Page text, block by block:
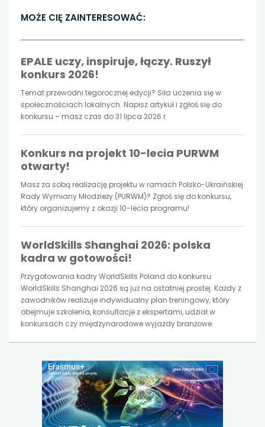
się
w
nowej
się
w
nowej
otwiera
się
w
MOŻE CIĘ ZAINTERESOWAĆ:
EPALE uczy, inspiruje, łączy. Ruszył
konkurs 2026!
Temat przewodni tegorocznej edycji? Siła uczenia się w
społecznościach lokalnych. Napisz artykuł i zgłoś się do
konkursu – masz czas do 31 lipca 2026 r.
Konkurs na projekt 10-lecia PURWM
otwarty!
Masz za sobą realizację projektu w ramach Polsko-Ukraińskiej
Rady Wymiany Młodzieży (PURWM)? Zgłoś się do konkursu,
który organizujemy z okazji 10-lecia programu!
WorldSkills Shanghai 2026: polska
kadra w gotowości!
Przygotowania kadry WorldSkills Poland do konkursu
WorldSkills Shanghai 2026 są już na ostatniej prostej. Każdy z
zawodników realizuje indywidualny plan treningowy, który
obejmuje szkolenia, konsultacje z ekspertami, udział w
konkursach czy międzynarodowe wyjazdy branżowe.